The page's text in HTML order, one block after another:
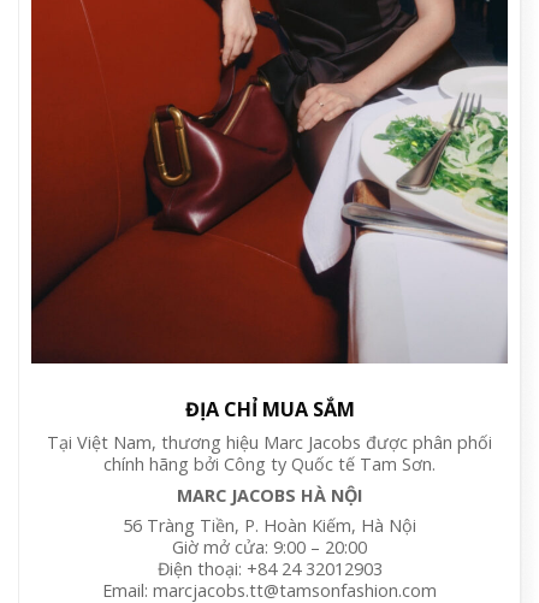
ĐỊA CHỈ MUA SẮM
Tại Việt Nam, thương hiệu Marc Jacobs được phân phối
chính hãng bởi Công ty Quốc tế Tam Sơn.
MARC JACOBS HÀ NỘI
56 Tràng Tiền, P. Hoàn Kiếm, Hà Nội
Giờ mở cửa: 9:00 – 20:00
Điện thoại: +84 24 32012903
Email: marcjacobs.tt@tamsonfashion.com